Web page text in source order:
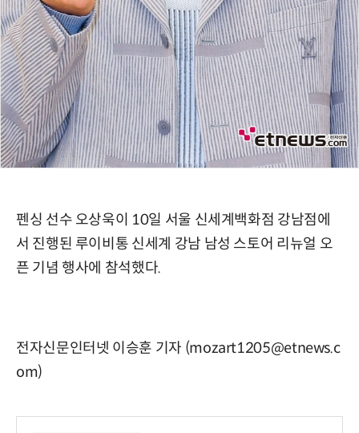
펜싱 선수 오상욱이 10일 서울 신세계백화점 강남점에
서 진행된 루이비통 신세계 강남 남성 스토어 리뉴얼 오
픈 기념 행사에 참석했다.
전자신문인터넷 이승훈 기자 (mozart1205@etnews.c
om)